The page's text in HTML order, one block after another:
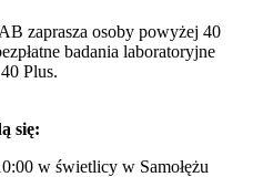
zaprasza osoby powyżej 40
badania laboratoryjne
Plus.
się:
w świetlicy w Samołężu